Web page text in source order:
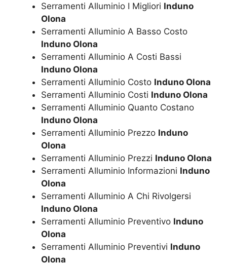
Serramenti Alluminio I Migliori Induno
Olona
Serramenti Alluminio A Basso Costo
Induno Olona
Serramenti Alluminio A Costi Bassi
Induno Olona
Serramenti Alluminio Costo Induno Olona
Serramenti Alluminio Costi Induno Olona
Serramenti Alluminio Quanto Costano
Induno Olona
Serramenti Alluminio Prezzo Induno
Olona
Serramenti Alluminio Prezzi Induno Olona
Serramenti Alluminio Informazioni Induno
Olona
Serramenti Alluminio A Chi Rivolgersi
Induno Olona
Serramenti Alluminio Preventivo Induno
Olona
Serramenti Alluminio Preventivi Induno
Olona